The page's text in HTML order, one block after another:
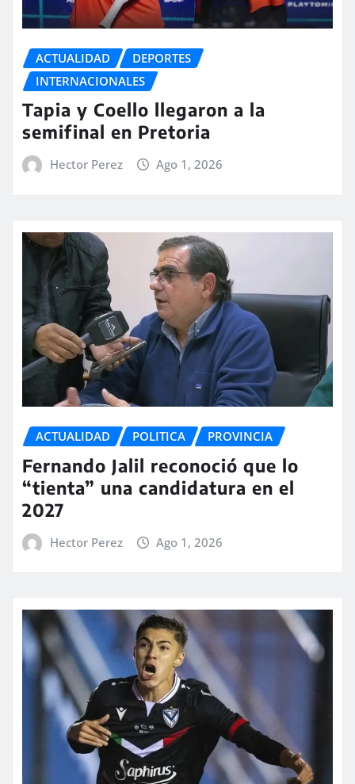
ACTUALIDAD
DEPORTES
INTERNACIONALES
Tapia y Coello llegaron a la
semifinal en Pretoria
Hector Perez Ago 1, 2026
ACTUALIDAD POLITICA PROVINCIA
Fernando Jalil reconoció que lo
“tienta” una candidatura en el
2027
Hector Perez Ago 1, 2026